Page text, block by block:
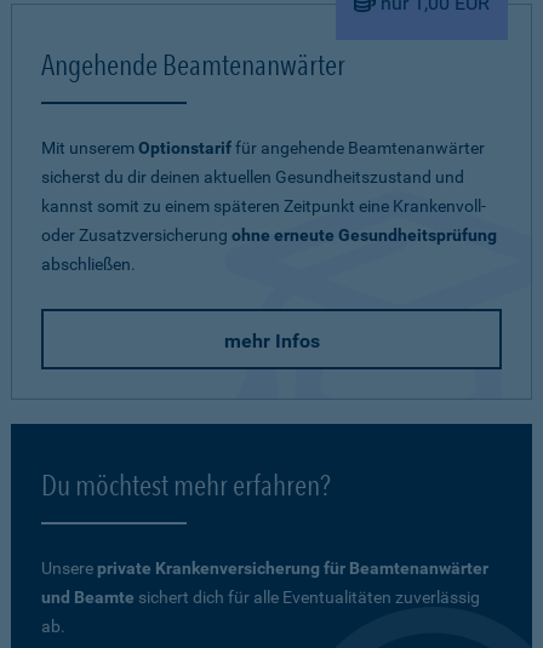
Angehende Beamtenanwärter
Mit unseremOptionstariffür angehende Beamtenanwärter
sicherst du dir deinen aktuellen Gesundheitszustand und
kannst somit zu einem späteren Zeitpunkt eine Krankenvoll-
oder Zusatzversicherung ohne erneute Gesundheitsprüfung
abschließen.
mehr Infos
Du möchtest mehr erfahren?
Unsere private Krankenversicherung für Beamtenanwärter
und Beamte sichert dich für alle Eventualitäten zuverlässig
ab.